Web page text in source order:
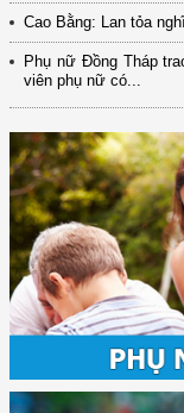
Cao Bằng: Lan tỏa
Phụ nữ Đồng Tháp
viên phụ nữ có...